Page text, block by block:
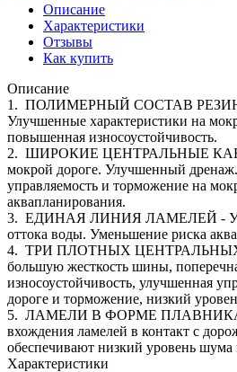
Описание
Характеристики
Отзывы
Как купить
Описание
1. ПОЛИМЕРНЫЙ СОСТАВ
Улучшенные характеристики на
повышенная износоустойчивость.
2. ШИРОКИЕ ЦЕНТРАЛЬНЫЕ
мокрой дороге. Улучшенный
управляемость и торможение на
аквапланирования.
3. ЕДИНАЯ ЛИНИЯ ЛАМЕЛЕЙ -
оттока воды. Уменьшение риска
4. ТРИ ПЛОТНЫХ ЦЕНТРАЛЬНЫХ
большую жесткость шины,
износоустойчивость, улучшенная
дороге и торможение, низкий
5. ЛАМЕЛИ В ФОРМЕ ПЛАВНИКА -
вхождения ламелей в контакт с
обеспечивают низкий уровень
Характеристики